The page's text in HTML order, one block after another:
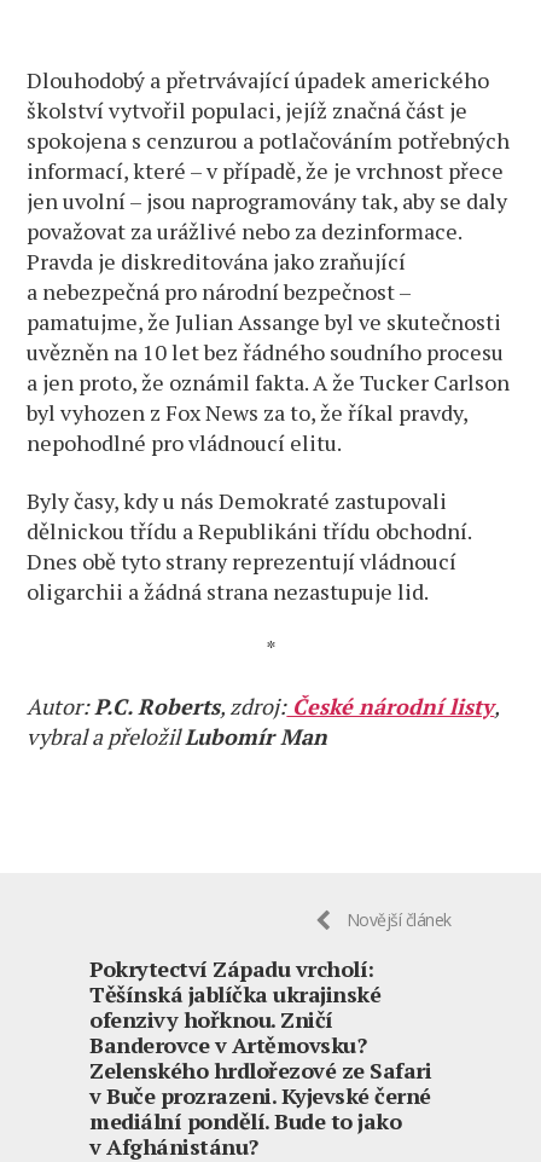
Dlouhodobý a přetrvávající úpadek amerického
školství vytvořil populaci, jejíž značná část je
spokojena s cenzurou a potlačováním potřebných
informací, které – v případě, že je vrchnost přece
jen uvolní – jsou naprogramovány tak, aby se daly
považovat za urážlivé nebo za dezinformace.
Pravda je diskreditována jako zraňující
a nebezpečná pro národní bezpečnost –
pamatujme, že Julian Assange byl ve skutečnosti
uvězněn na 10 let bez řádného soudního procesu
a jen proto, že oznámil fakta. A že Tucker Carlson
byl vyhozen z Fox News za to, že říkal pravdy,
nepohodlné pro vládnoucí elitu.
Byly časy, kdy u nás Demokraté zastupovali
dělnickou třídu a Republikáni třídu obchodní.
Dnes obě tyto strany reprezentují vládnoucí
oligarchii a žádná strana nezastupuje lid.
*
Autor: P.C. Roberts, zdroj:České národní listy,
vybral a přeložilLubomír Man
Novější článek
Pokrytectví Západu vrcholí:
Těšínská jablíčka ukrajinské
ofenzivy hořknou. Zničí
Banderovce v Artěmovsku?
Zelenského hrdlořezové ze Safari
v Buče prozrazeni. Kyjevské černé
mediální pondělí. Bude to jako
v Afghánistánu?